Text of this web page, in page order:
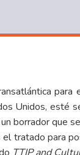
Unidos, esté
borrador que
tratado para